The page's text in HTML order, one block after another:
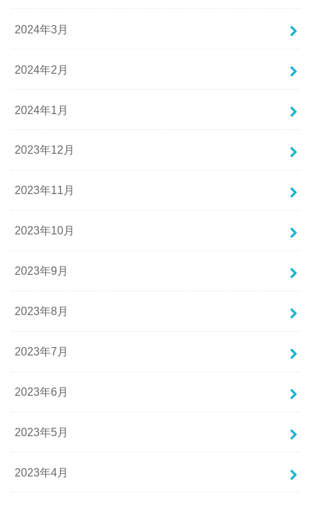
2024年3月
2024年2月
2024年1月
2023年12月
2023年11月
2023年10月
2023年9月
2023年8月
2023年7月
2023年6月
2023年5月
2023年4月